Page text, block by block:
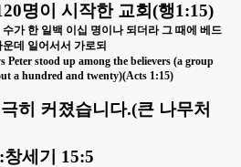
명이 시작한 교회(행1:15)
가 한 일백 이십 명이나 되더라 그 때에 베드
데 일어서서 가로되
Peter stood up among the believers (a group
a hundred and twenty)(Acts 1:15)
히 커졌습니다.(큰 나무처
:창세기 15:5